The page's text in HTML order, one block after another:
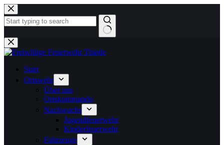
Zum
Inhalt
springen
Keine
Ergebnisse
Start
Ortswehr
Über uns
Ortskommando
Nachwuchs
Jugendfeuerwehr
Kinderfeuerwehr
Fahrzeuge